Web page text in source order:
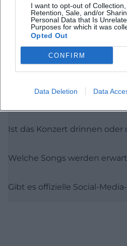
I want to opt-out of Collection,
Retention, Sale, and/or
Personal Data that Is
Purposes for which it was
Opted Out
CONFIRM
Data Deletion Data
Häufig gestellte
Wann findet das Konzert
Wo ist die Veranstaltung?
Ist das Konzert drinnen oder
Welche Songs werden
Gibt es offizielle Social-